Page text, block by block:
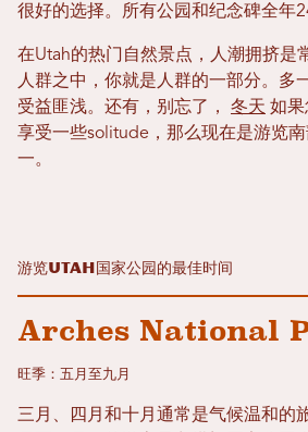
很好的选择。所有公园和纪念碑全年
在Utah的热门自然景点，人潮拥挤是
人群之中，你就是人群的一部分。多
受益匪浅。还有，别忘了， 冬天 如果
享受一些solitude，那么现在是游览
一。
游览Utah国家公园的最佳时间
Arches National
旺季：五月至九月
三月、四月和十月通常是气候温和的